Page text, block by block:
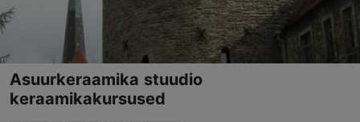
+372 5356 9100
Asuurkeraamika stuudio
keraamikakursused